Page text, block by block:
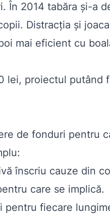
În 2014 tabăra și-a
Distracția și
mai eficient cu
lei, proiectul putând
de fonduri pentru
înscriu cauze din
care se implică.
pentru fiecare